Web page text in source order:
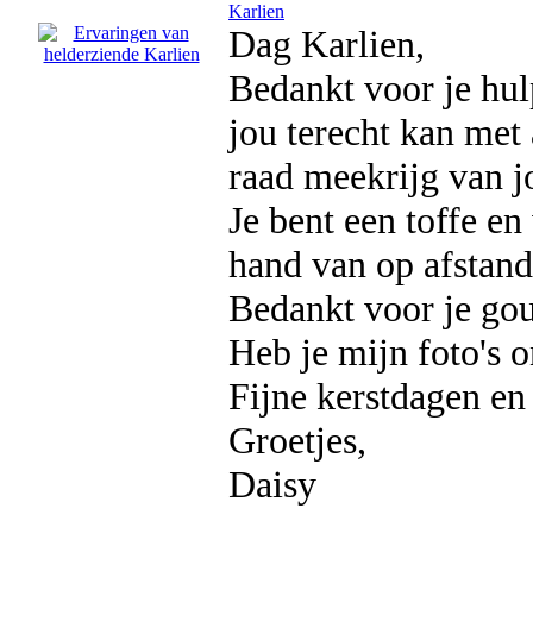
Karlien
Dag Karlien,
Bedankt voor je
jou terecht kan
raad meekrijg van
Je bent een toffe
hand van op
Bedankt voor je
Heb je mijn foto's
Fijne kerstdagen
Groetjes,
Daisy